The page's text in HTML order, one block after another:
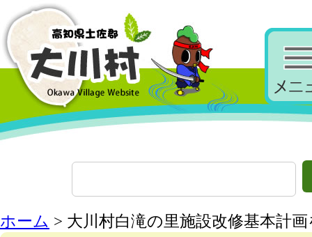
ホーム > 大川村白滝の里施設改修基本計